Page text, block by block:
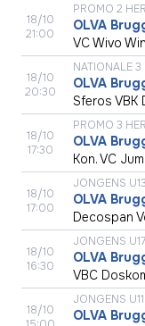
18/10
21:00
PROMO 2
OLVA
VC Wivo
18/10
20:30
NATIONALE 3
OLVA
Sferos VBK
18/10
17:30
PROMO 3
OLVA
Kon. VC
18/10
17:00
JONGENS
OLVA
Decospan
18/10
16:30
JONGENS
OLVA
VBC
18/10
JONGENS
OLVA